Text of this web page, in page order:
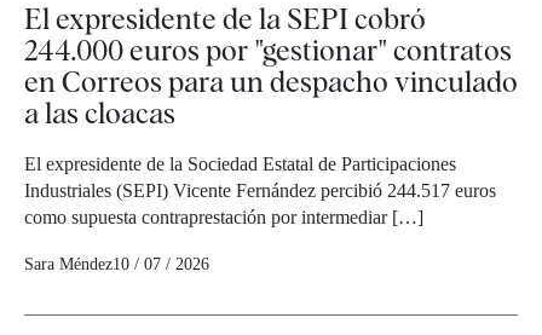
El expresidente de la SEPI cobró
244.000 euros por "gestionar" contratos
en Correos para un despacho vinculado
a las cloacas
El expresidente de la Sociedad Estatal de Participaciones
Industriales (SEPI) Vicente Fernández percibió 244.517 euros
como supuesta contraprestación por intermediar […]
Sara Méndez10 / 07 / 2026